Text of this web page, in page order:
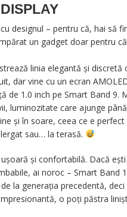
designul – pentru că, hai să
un gadget doar pentru
linia elegantă și discretă
dar vine cu un ecran
de 1.0 inch pe Smart Band 9.
luminozitate care ajunge
și în soare, ceea ce e perfect
sau… la terasă.
și confortabilă. Dacă
ai noroc – Smart Band
la generația precedentă, deci
o poți păstra